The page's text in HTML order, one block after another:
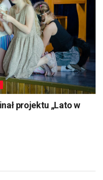
projektu „Lato w